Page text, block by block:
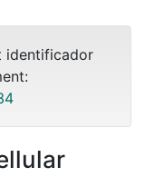
identificador